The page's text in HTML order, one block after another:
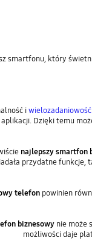
smartfonu, który
i
Dzięki temu
najlepszy smartfon
przydatne funkcje,
telefonpowinien
biznesowy nie może
możliwości daje